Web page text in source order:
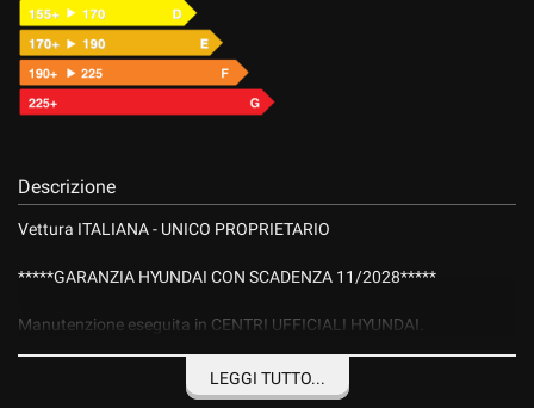
Descrizione
Vettura ITALIANA - UNICO PROPRIETARIO
*****GARANZIA HYUNDAI CON SCADENZA 11/2028*****
Manutenzione eseguita in CENTRI UFFICIALI HYUNDAI.
LEGGI TUTTO...